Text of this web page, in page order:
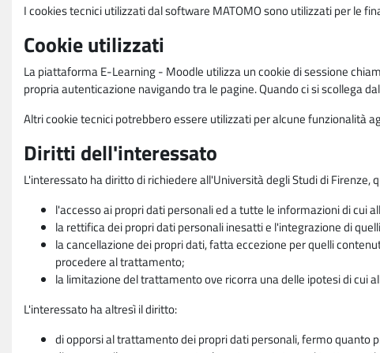
I cookies tecnici utilizzati dal software MATOMO sono utilizzati per le
Cookie utilizzati
La piattaforma E-Learning - Moodle utilizza un cookie di sessione
propria autenticazione navigando tra le pagine. Quando ci si scollega
Altri cookie tecnici potrebbero essere utilizzati per alcune funzionalità
Diritti dell'interessato
L'interessato ha diritto di richiedere all'Università degli Studi di Firenze,
l'accesso ai propri dati personali ed a tutte le informazioni di cui
la rettifica dei propri dati personali inesatti e l'integrazione di
la cancellazione dei propri dati, fatta eccezione per quelli
procedere al trattamento;
la limitazione del trattamento ove ricorra una delle ipotesi di cui
L'interessato ha altresì il diritto:
di opporsi al trattamento dei propri dati personali, fermo